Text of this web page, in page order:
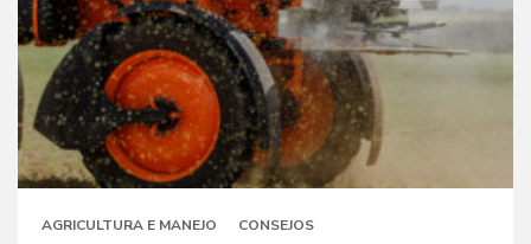
AGRICULTURA E MANEJO CONSEJOS